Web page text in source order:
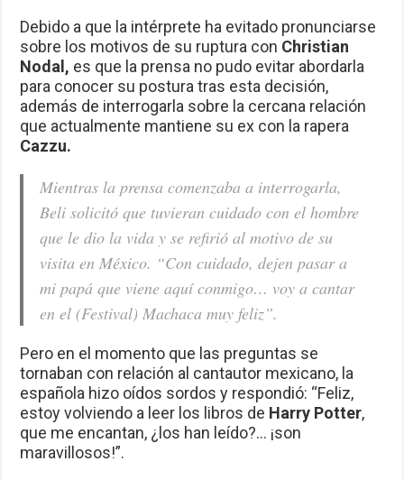
Debido a que la intérprete ha evitado pronunciarse
sobre los motivos de su ruptura con Christian
Nodal, es que la prensa no pudo evitar abordarla
para conocer su postura tras esta decisión,
además de interrogarla sobre la cercana relación
que actualmente mantiene su ex con la rapera
Cazzu.
Mientras la prensa comenzaba a interrogarla,
Beli solicitó que tuvieran cuidado con el hombre
que le dio la vida y se refirió al motivo de su
visita en México. “Con cuidado, dejen pasar a
mi papá que viene aquí conmigo… voy a cantar
en el (Festival) Machaca muy feliz”.
Pero en el momento que las preguntas se
tornaban con relación al cantautor mexicano, la
española hizo oídos sordos y respondió: “Feliz,
estoy volviendo a leer los libros de Harry Potter,
que me encantan, ¿los han leído?… ¡son
maravillosos!”.